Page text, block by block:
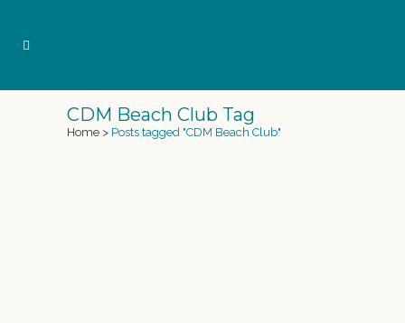
CDM Beach Club Tag
Home > Posts tagged "CDM Beach Club"